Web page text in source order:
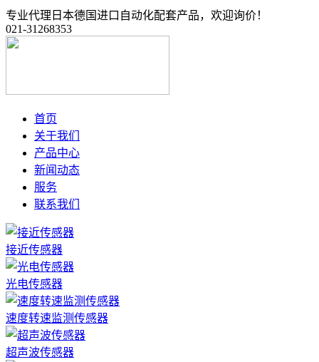
专业代理日本德国进口自动化配套产品，欢迎询价！
021-31268353
首页
关于我们
产品中心
新闻动态
服务
联系我们
接近传感器
光电传感器
速度转速监测传感器
超声波传感器